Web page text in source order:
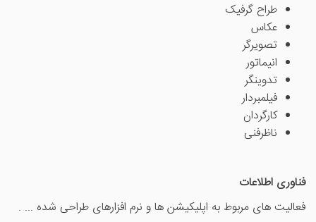
طراح گرفیک
عکاس
تصویرگر
انیماتور
تدوینگر
فیلمبردار
کارگردان
ناظرفنی
فناوری اطلاعات
فعالیت های مربوط به اپلیکیشن ها و نرم افزارهای طراحی شده ... .